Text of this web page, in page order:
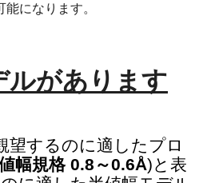
になります。
ルがあります
するのに適したプロ
幅規格 0.8～0.6Å)と表